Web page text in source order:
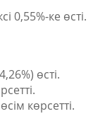
0,55%-ке өсті.
өсті.
көрсетті.